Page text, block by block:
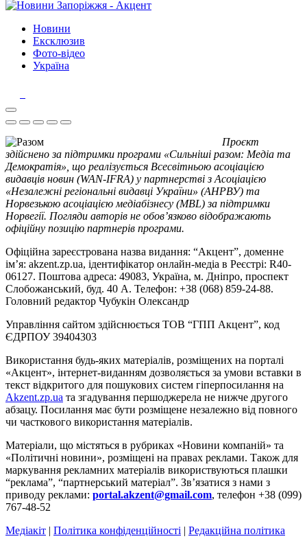
Новини
Ексклюзив
Фото-відео
Україна
Проєкт
здійснено за підтримки програми «Сильніші разом: Медіа та
Демократія», що реалізується Всесвітньою асоціацією
видавців новин (WAN-IFRA) у партнерстві з Асоціацією
«Незалежні регіональні видавці України» (АНРВУ) та
Норвезькою асоціацією медіабізнесу (MBL) за підтримки
Норвегії. Погляди авторів не обов’язково відображають
офіційну позицію партнерів програми.
Офіційна зареєстрована назва видання: “Акцент”, доменне
ім’я: akzent.zp.ua, ідентифікатор онлайн-медіа в Реєстрі: R40-
06127. Поштова адреса: 49083, Україна, м. Дніпро, проспект
Слобожанський, буд. 40 А. Телефон: +38 (068) 859-24-88.
Головний редактор Чубукін Олександр
Управління сайтом здійснюється ТОВ “ГПП Акцент”, код
ЄДРПОУ 39404303
Використання будь-яких матеріалів, розміщених на порталі
«Акцент», інтернет-виданням дозволяється за умови вставки в
текст відкритого для пошукових систем гіперпосилання на
Akzent.zp.ua та згадування першоджерела не нижче другого
абзацу. Посилання має бути розміщене незалежно від повного
чи часткового використання матеріалів.
Матеріали, що містяться в рубриках «Новини компаній» та
«Політичні новини», розміщені на правах реклами. Також для
маркування рекламних матеріалів використвуються плашки
“реклама”, “партнерський матеріал”. Зв’язатися з нами з
приводу реклами: portal.akzent@gmail.com, телефон +38 (099)
767-48-52
Медіакіт | Політика конфіденційності | Редакційна політика